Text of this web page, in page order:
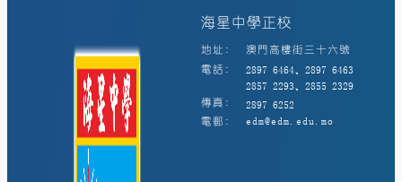
海星中學正校
地址:
澳門高樓街三十六號
電話:
2897 6464、2897 6463
2857 2293、2855 2329
傳真:
2897 6252
電郵:
edm@edm.edu.mo